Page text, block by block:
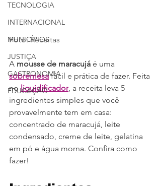
TECNOLOGIA
INTERNACIONAL
MUNICÍPIOS
JUSTIÇA
GASTRONOMIA
EDUCAÇÃO
Foto: Receitas
A mousse de maracujá é uma
sobremesa fácil e prática de fazer. Feita
no liquidificador , a receita leva 5
ingredientes simples que você
provavelmente tem em casa:
concentrado de maracujá, leite
condensado, creme de leite, gelatina
em pó e água morna. Confira como
fazer!